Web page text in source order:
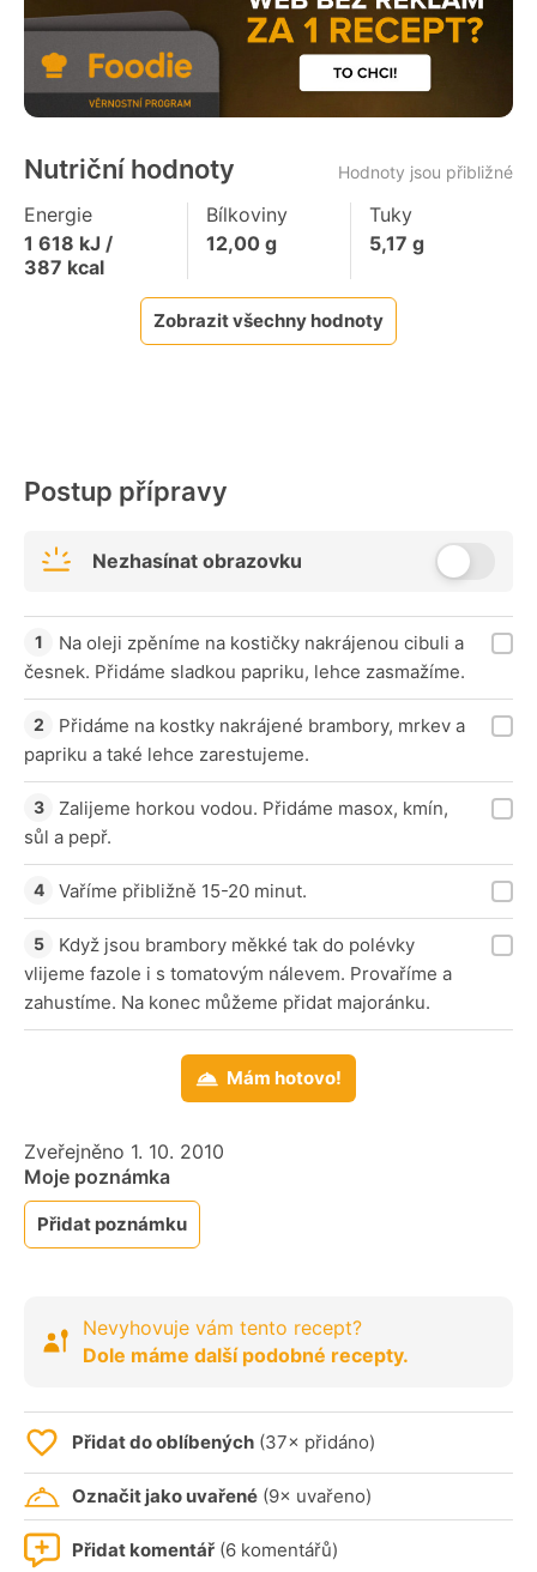
Nutriční hodnoty Hodnoty jsou přibližné
Energie
1 618 kJ /
387 kcal
Bílkoviny
12,00g
Tuky
5,17 g
Zobrazit všechny hodnoty
Postup přípravy
Nezhasínat obrazovku
Na oleji zpěníme na kostičky nakrájenou cibuli a
česnek. Přidáme sladkou papriku, lehce zasmažíme.
Přidáme na kostky nakrájené brambory, mrkev a
papriku a také lehce zarestujeme.
Zalijeme horkou vodou. Přidáme masox, kmín,
sůl a pepř.
Vaříme přibližně 15-20 minut.
Když jsou brambory měkké tak do polévky
vlijeme fazole i s tomatovým nálevem. Provaříme a
zahustíme. Na konec můžeme přidat majoránku.
Mám hotovo!
Zveřejněno 1. 10. 2010
Moje poznámka
Přidat poznámku
Nevyhovuje vám tento recept?
Dole máme další podobné recepty.
Přidat do oblíbených (37× přidáno)
Označit jako uvařené (9× uvařeno)
Přidat komentář (6 komentářů)